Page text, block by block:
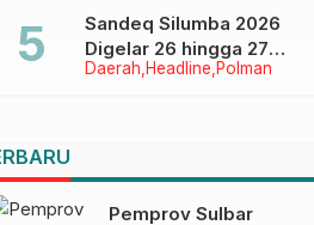
Daerah Headline Polman
Sandeq Silumba 2026
Digelar 26 hingga 27
September, Rangkaian
Pemprov Sulbar